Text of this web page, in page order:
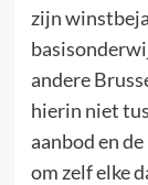
zijn
andere
hierin niet
aanbod en
om zelf elke